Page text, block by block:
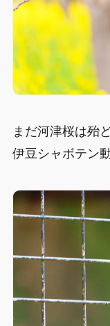
まだ河津桜は殆
伊豆シャボテン